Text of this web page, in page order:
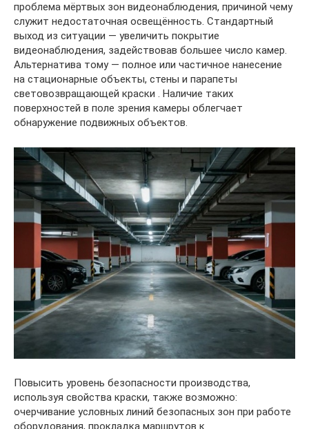
проблема мёртвых зон видеонаблюдения, причиной чему
служит недостаточная освещённость. Стандартный
выход из ситуации — увеличить покрытие
видеонаблюдения, задействовав большее число камер.
Альтернатива тому — полное или частичное нанесение
на стационарные объекты, стены и парапеты
световозвращающей краски . Наличие таких
поверхностей в поле зрения камеры облегчает
обнаружение подвижных объектов.
Повысить уровень безопасности производства,
используя свойства краски, также возможно:
очерчивание условных линий безопасных зон при работе
оборудования, прокладка маршрутов к